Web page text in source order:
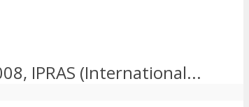
IPRAS (International...